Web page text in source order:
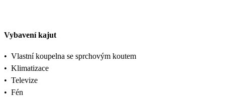
Vybavení kajut
• Vlastní koupelna se sprchovým koutem
• Klimatizace
• Televize
• Fén